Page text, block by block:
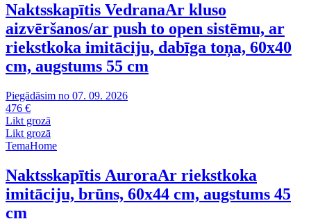
Naktsskapītis VedranaAr kluso
aizvēršanos/ar push to open sistēmu, ar
riekstkoka imitāciju, dabīga toņa, 60x40
cm, augstums 55 cm
Piegādāsim no 07. 09. 2026
476 €
Likt grozā
Likt grozā
TemaHome
Naktsskapītis AuroraAr riekstkoka
imitāciju, brūns, 60x44 cm, augstums 45
cm